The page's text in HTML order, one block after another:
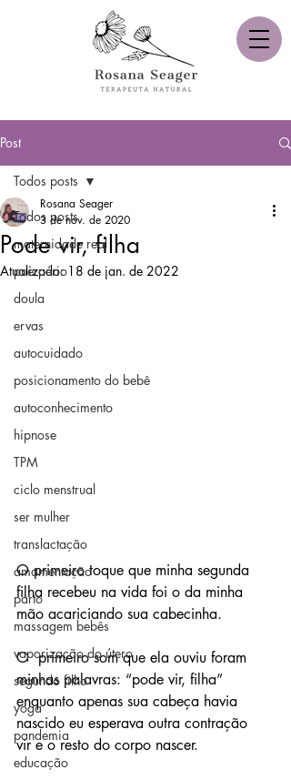
Post
Todos posts
maternidade real
puerpério
doula
ervas
autocuidado
posicionamento do bebê
autoconhecimento
hipnose
TPM
ciclo menstrual
ser mulher
translactação
amamentação
parto
massagem bebês
vaporização do útero
segundo filho
yoga
pandemia
educação
Todos posts
Pode vir, filha
Rosana Seager
3 de nov. de 2020
Atualizado:18 de jan. de 2022
O primeiro toque que minha segunda
filha recebeu na vida foi o da minha
mão acariciando sua cabecinha.
O  primeiro som que ela ouviu foram
minhas palavras: “pode vir, filha”
enquanto apenas sua cabeça havia
nascido eu esperava outra contração
vir e o resto do corpo nascer.